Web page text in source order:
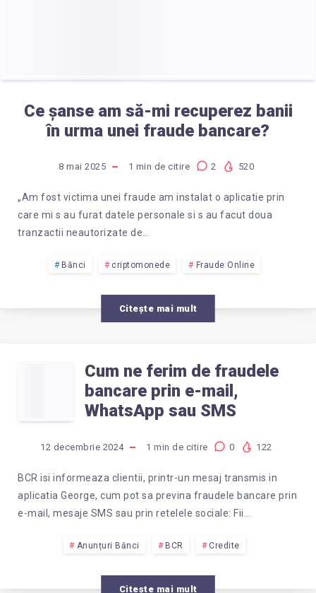
SĂ
FAC?
Ce șanse am să-mi recuperez banii
în urma unei fraude bancare?
8 mai 2025 1 min de citire 2 520
„Am fost victima unei fraude am instalat o aplicatie prin
care mi s au furat datele personale si s au facut doua
tranzactii neautorizate de…
Bănci criptomonede Fraude Online
Citește mai mult
CUM
NE
FERIM
DE
FRAUDELE
BANCARE
Cum ne ferim de fraudele
bancare prin e-mail,
WhatsApp sau SMS
12 decembrie 2024 1 min de citire 0 122
BCR isi informeaza clientii, printr-un mesaj transmis in
aplicatia George, cum pot sa previna fraudele bancare prin
e-mail, mesaje SMS sau prin retelele sociale: Fii…
Anunțuri Bănci BCR Credite
Citește mai mult